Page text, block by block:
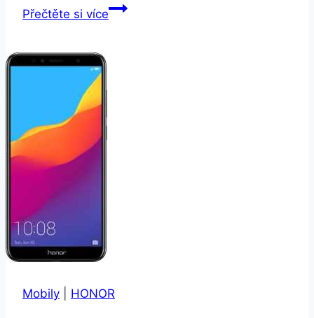
Přečtěte si víceHonor
Mobily HONOR